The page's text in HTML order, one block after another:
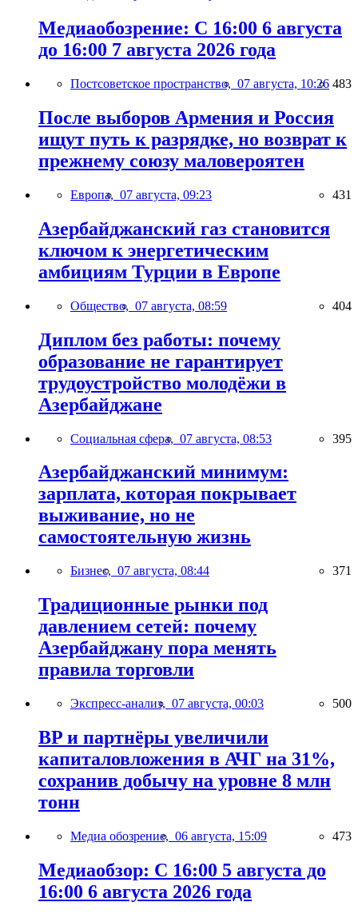
Медиаобозрение: С 16:00 6 августа
до 16:00 7 августа 2026 года
Постсоветское пространство, 07 августа, 10:26 483
После выборов Армения и Россия
ищут путь к разрядке, но возврат к
прежнему союзу маловероятен
Европа, 07 августа, 09:23 431
Азербайджанский газ становится
ключом к энергетическим
амбициям Турции в Европе
Общество, 07 августа, 08:59 404
Диплом без работы: почему
образование не гарантирует
трудоустройство молодёжи в
Азербайджане
Социальная сфера, 07 августа, 08:53 395
Азербайджанский минимум:
зарплата, которая покрывает
выживание, но не
самостоятельную жизнь
Бизнес, 07 августа, 08:44 371
Традиционные рынки под
давлением сетей: почему
Азербайджану пора менять
правила торговли
Экспресс-анализ, 07 августа, 00:03 500
BP и партнёры увеличили
капиталовложения в АЧГ на 31%,
сохранив добычу на уровне 8 млн
тонн
Медиа обозрение, 06 августа, 15:09 473
Медиаобзор: С 16:00 5 августа до
16:00 6 августа 2026 года